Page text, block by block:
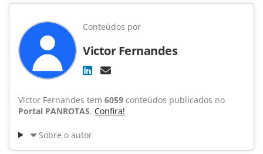
Conteúdos por
Victor Fernandes
Victor Fernandes tem 6059 conteúdos publicados no
Portal PANROTAS. Confira!
Sobre o autor